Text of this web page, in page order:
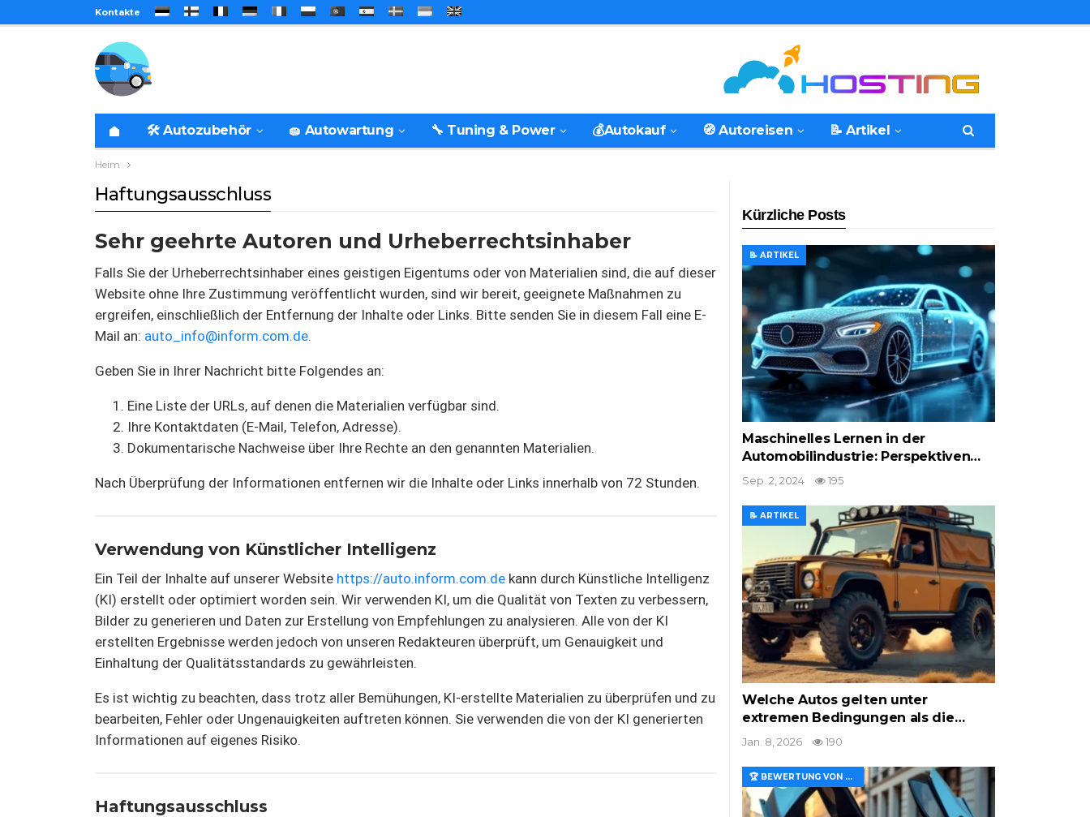
Kontakte
🛠️ Autozubehör 🧽 Autowartung 🔧 Tuning & Power 💰Autokauf 🧭 Autoreisen 📝 Artikel
Heim
Haftungsausschluss
Sehr geehrte Autoren und Urheberrechtsinhaber
Falls Sie der Urheberrechtsinhaber eines geistigen Eigentums oder von Materialien sind, die auf dieser
Website ohne Ihre Zustimmung veröffentlicht wurden, sind wir bereit, geeignete Maßnahmen zu
ergreifen, einschließlich der Entfernung der Inhalte oder Links. Bitte senden Sie in diesem Fall eine E-
Mail an: auto_info@inform.com.de.
Geben Sie in Ihrer Nachricht bitte Folgendes an:
Eine Liste der URLs, auf denen die Materialien verfügbar sind.
Ihre Kontaktdaten (E-Mail, Telefon, Adresse).
Dokumentarische Nachweise über Ihre Rechte an den genannten Materialien.
Nach Überprüfung der Informationen entfernen wir die Inhalte oder Links innerhalb von 72 Stunden.
Verwendung von Künstlicher Intelligenz
Ein Teil der Inhalte auf unserer Website https://auto.inform.com.de kann durch Künstliche Intelligenz
(KI) erstellt oder optimiert worden sein. Wir verwenden KI, um die Qualität von Texten zu verbessern,
Bilder zu generieren und Daten zur Erstellung von Empfehlungen zu analysieren. Alle von der KI
erstellten Ergebnisse werden jedoch von unseren Redakteuren überprüft, um Genauigkeit und
Einhaltung der Qualitätsstandards zu gewährleisten.
Es ist wichtig zu beachten, dass trotz aller Bemühungen, KI-erstellte Materialien zu überprüfen und zu
bearbeiten, Fehler oder Ungenauigkeiten auftreten können. Sie verwenden die von der KI generierten
Informationen auf eigenes Risiko.
Haftungsausschluss
Kürzliche Posts
📝 ARTIKEL
Maschinelles Lernen in der
Automobilindustrie: Perspektiven…
Sep. 2, 2024 195
📝 ARTIKEL
Welche Autos gelten unter
extremen Bedingungen als die…
Jan. 8, 2026 190
🏆 BEWERTUNG VON MERKMALEN UND WERT